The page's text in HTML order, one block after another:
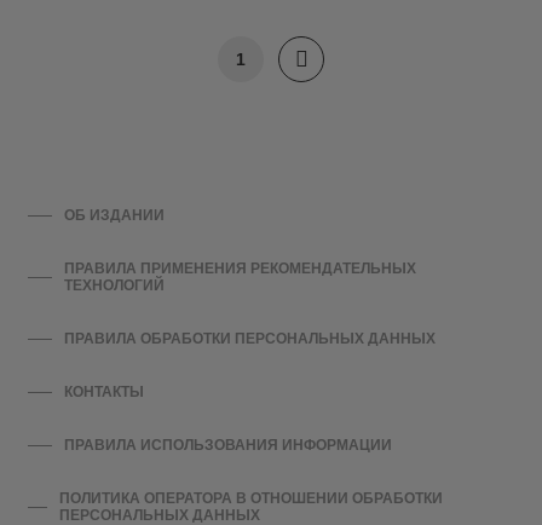
1
ОБ ИЗДАНИИ
ПРАВИЛА ПРИМЕНЕНИЯ РЕКОМЕНДАТЕЛЬНЫХ
ТЕХНОЛОГИЙ
ПРАВИЛА ОБРАБОТКИ ПЕРСОНАЛЬНЫХ ДАННЫХ
КОНТАКТЫ
ПРАВИЛА ИСПОЛЬЗОВАНИЯ ИНФОРМАЦИИ
ПОЛИТИКА ОПЕРАТОРА В ОТНОШЕНИИ ОБРАБОТКИ
ПЕРСОНАЛЬНЫХ ДАННЫХ